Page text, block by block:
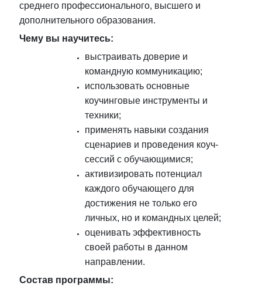
среднего профессионального, высшего и
дополнительного образования.
Чему вы научитесь:
выстраивать доверие и
командную коммуникацию;
использовать основные
коучинговые инструменты и
техники;
применять навыки создания
сценариев и проведения коуч-
сессий с обучающимися;
активизировать потенциал
каждого обучающего для
достижения не только его
личных, но и командных целей;
оценивать эффективность
своей работы в данном
направлении.
Состав программы: